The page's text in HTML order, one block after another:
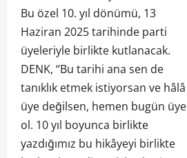
Bu özel 10. yıl dönümü, 13
Haziran 2025 tarihinde parti
üyeleriyle birlikte kutlanacak.
DENK, “Bu tarihi ana sen de
tanıklık etmek istiyorsan ve hâlâ
üye değilsen, hemen bugün üye
ol. 10 yıl boyunca birlikte
yazdığımız bu hikâyeyi birlikte